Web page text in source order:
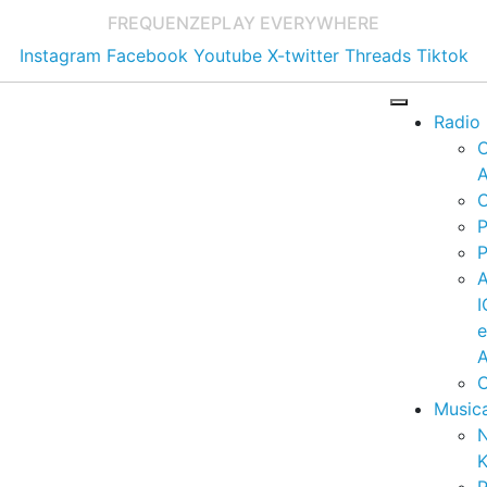
FREQUENZEPLAY EVERYWHERE
Instagram Facebook Youtube X-twitter Threads Tiktok
Radio
e